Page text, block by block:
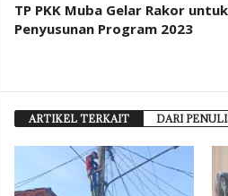
TP PKK Muba Gelar Rakor untuk
Penyusunan Program 2023
ARTIKEL TERKAIT DARI